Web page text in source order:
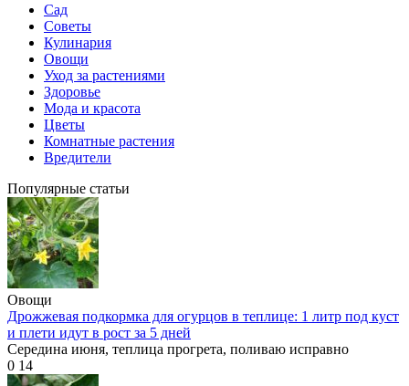
Сад
Советы
Кулинария
Овощи
Уход за растениями
Здоровье
Мода и красота
Цветы
Комнатные растения
Вредители
Популярные статьи
Овощи
Дрожжевая подкормка для огурцов в теплице: 1 литр под куст
и плети идут в рост за 5 дней
Середина июня, теплица прогрета, поливаю исправно
0 14